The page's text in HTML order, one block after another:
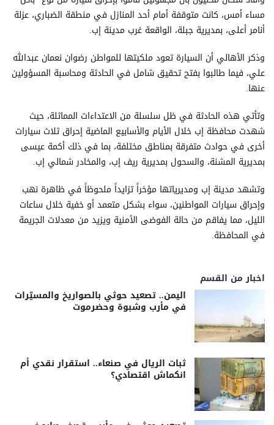
مساء أمس، كانت متوقفة أمام أحد المنازل في منطقة الضباري، عزلة
أنامر أعلى، بمديرية جبلة، الواقعة غرب مدينة إب.
وذكر الأهالي أن السيارة تعود ملكيتها للمواطن رضوان نعمان عبدالله
علي، فيما طالبوا بفتح تحقيق شامل في الحادثة ومحاسبة المسؤولين
عنها.
وتأتي هذه الحادثة في ظل سلسلة من الاعتداءات المماثلة، حيث
شهدت محافظة إب خلال الأيام والأسابيع الماضية إحراق ثلاث سيارات
أخرى في حوادث متفرقة بمناطق مختلفة، بما في ذلك أكمة عيسى
بمديرية المشنة، والسحول بمديرية ريف إب، والمخادر شمالي إب.
وتشهد مدينة إب ومديرياتها مؤخراً تزايداً ملحوظاً في ظاهرة نهب
وإحراق سيارات المواطنين، سواء بشكل متعمد أو خفية خلال ساعات
الليل، مما يفاقم من حالة الفوضى الأمنية ويزيد من معدلات الجريمة
في المحافظة.
اخبار من القسم
اليمن.. تصعيد حوثي بالصواريخ والمسيّرات
في مأرب وشبوة وحضرموت
ثبات الريال في صنعاء.. استقرار نقدي أم
انكماش اقتصادي؟